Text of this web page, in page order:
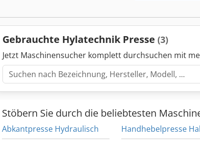
Gebrauchte Hylatechnik Presse (3)
Jetzt Maschinensucher komplett durchsuchen mit
Stöbern Sie durch die beliebtesten
Abkantpresse Hydraulisch